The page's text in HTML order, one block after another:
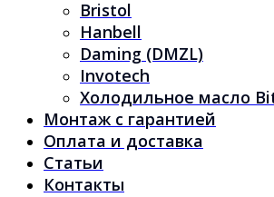
Bristol
Hanbell
Daming (DMZL)
Invotech
Холодильное масло
Монтаж с гарантией
Оплата и доставка
Статьи
Контакты